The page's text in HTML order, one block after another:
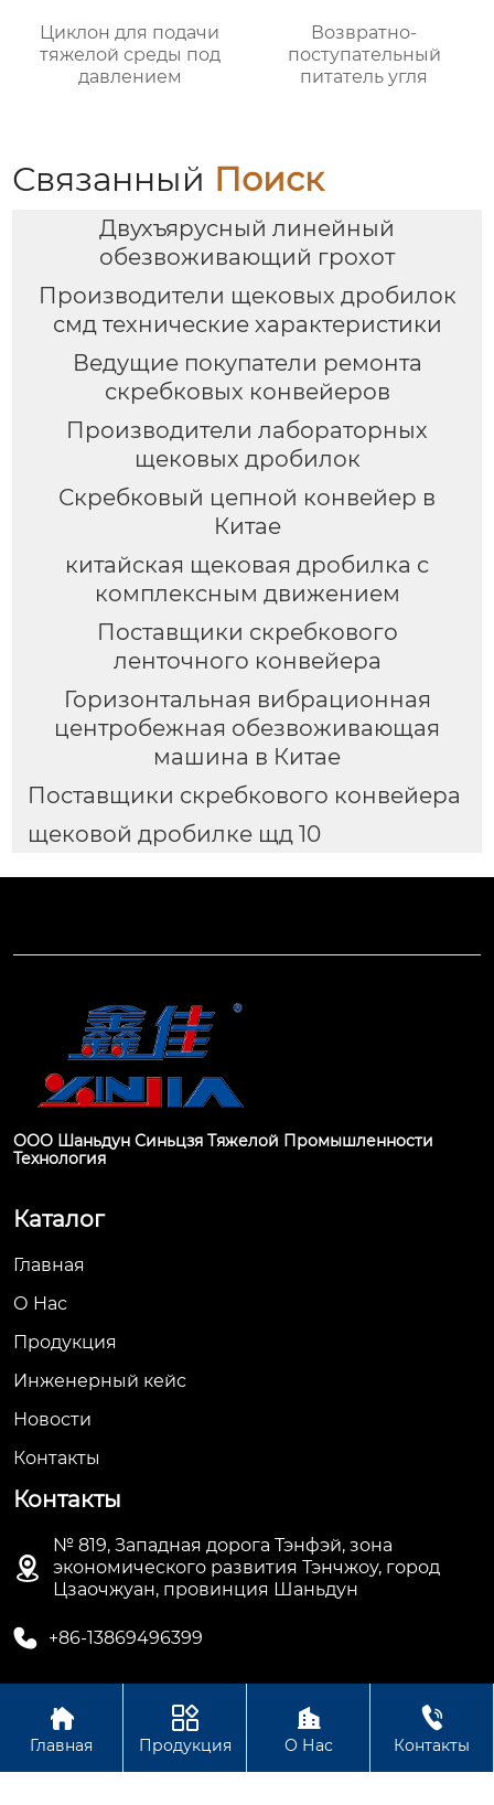
Циклон для подачи
тяжелой среды под
давлением
Возвратно-
поступательный
питатель угля
Связанный Поиск
Двухъярусный линейный
обезвоживающий грохот
Производители щековых дробилок
смд технические характеристики
Ведущие покупатели ремонта
скребковых конвейеров
Производители лабораторных
щековых дробилок
Скребковый цепной конвейер в
Китае
китайская щековая дробилка с
комплексным движением
Поставщики скребкового
ленточного конвейера
Горизонтальная вибрационная
центробежная обезвоживающая
машина в Китае
Поставщики скребкового конвейера
щековой дробилке щд 10
ООО Шаньдун Синьцзя Тяжелой Промышленности
Технология
Каталог
Главная
О Hас
Продукция
Инженерный кейс
Новости
Контакты
Контакты

№ 819, Западная дорога Тэнфэй, зона
экономического развития Тэнчжоу, город
Цзаочжуан, провинция Шаньдун
 +86-13869496399
Авторское право © ООО Шаньдун Синьцзя Тяжелой
Промышленности Технология

Главная

Продукция

О Нас

Контакты